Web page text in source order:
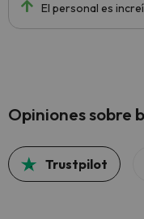
El personal es
Opiniones sobre
Trustpilot